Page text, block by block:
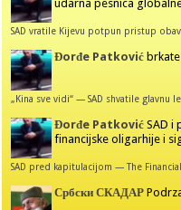
udarna pesnica
SAD vratile Kijevu potpun pristup
Đorđe Patković
„Kina sve vidi“ — SAD shvatile glavnu
Đorđe Patković SAD i
financijske oligarhije i
SAD pred kapitulacijom — The
Србски СКАДАР